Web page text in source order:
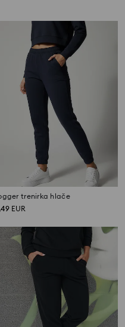
trenirka hlače
49 EUR